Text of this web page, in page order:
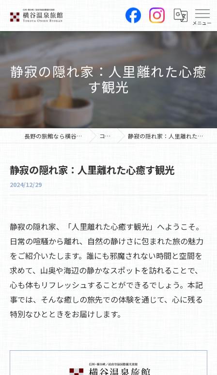
静寂の隠れ家：人里離れた心癒
す観光
長野の旅館なら横谷温泉旅館 コラム 静寂の隠れ家：人里離れた心癒す観光
静寂の隠れ家：人里離れた心癒す観光
2024/12/29
静寂の隠れ家、「人里離れた心癒す観光」へようこそ。
日常の喧騒から離れ、自然の静けさに包まれた旅の魅力
をご紹介いたします。誰にも邪魔されない時間と空間を
求めて、山奥や海辺の静かなスポットを訪れることで、
心も体もリフレッシュすることができるでしょう。本記
事では、そんな癒しの旅先での体験を通じて、心に残る
特別なひとときをお届けします。